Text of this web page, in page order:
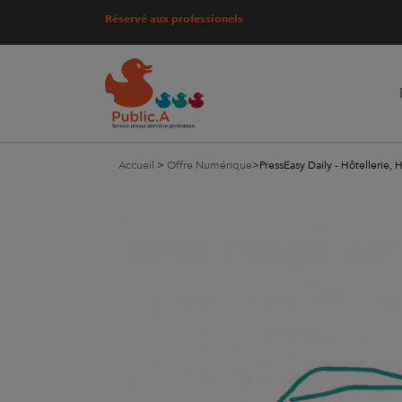
Réservé aux professionels
Accueil > Offre Numérique>PressEasy Daily - Hôtellerie,